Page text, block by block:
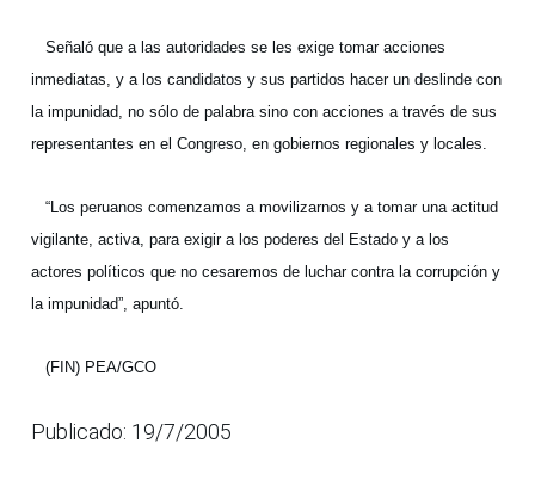
Señaló que a las autoridades se les exige tomar acciones
inmediatas, y a los candidatos y sus partidos hacer un deslinde con
la impunidad, no sólo de palabra sino con acciones a través de sus
representantes en el Congreso, en gobiernos regionales y locales.
“Los peruanos comenzamos a movilizarnos y a tomar una actitud
vigilante, activa, para exigir a los poderes del Estado y a los
actores políticos que no cesaremos de luchar contra la corrupción y
la impunidad”, apuntó.
(FIN) PEA/GCO
Publicado: 19/7/2005